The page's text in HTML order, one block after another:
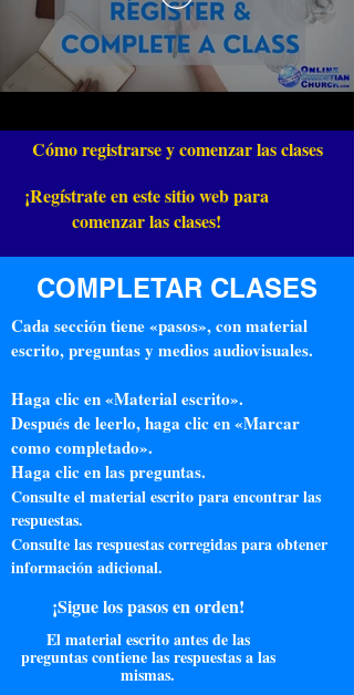
Cómo registrarse y comenzar las clases
¡Regístrate en este sitio web para
comenzar las clases!
COMPLETAR CLASES
Cada sección tiene «pasos», con material
escrito, preguntas y medios audiovisuales.
Haga clic en «Material escrito».
Después de leerlo, haga clic en «Marcar
como completado».
Haga clic en las preguntas.
Consulte el material escrito para encontrar las
respuestas.
Consulte las respuestas corregidas para obtener
información adicional.
¡Sigue los pasos en orden!
El material escrito antes de las
preguntas contiene las respuestas a las
mismas.